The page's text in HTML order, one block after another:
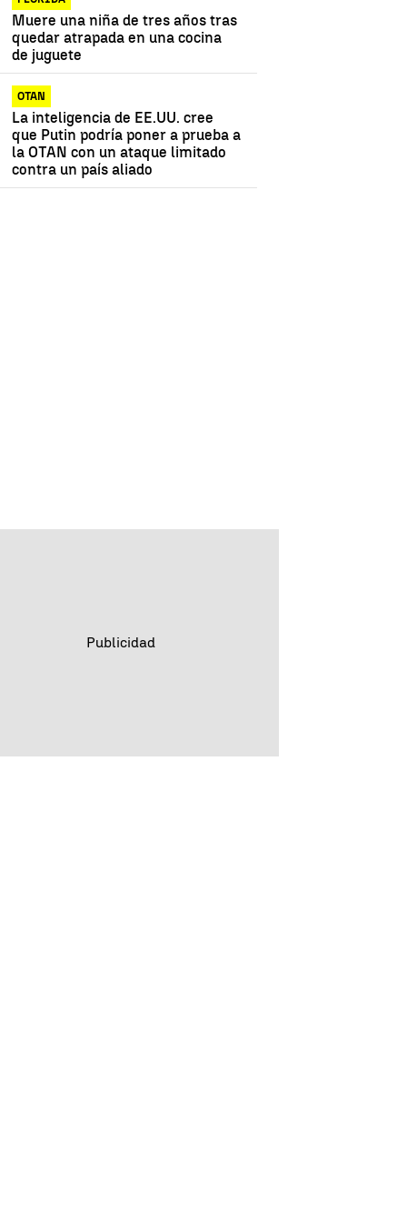
Muere una niña de tres años tras
quedar atrapada en una cocina
de juguete
OTAN
La inteligencia de EE.UU. cree
que Putin podría poner a prueba a
la OTAN con un ataque limitado
contra un país aliado